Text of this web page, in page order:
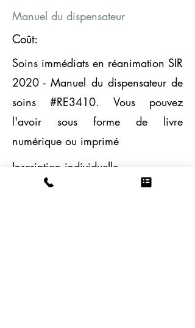
Manuel du dispensateur
Coût:
Soins immédiats en réanimation SIR
2020 - Manuel du dispensateur de
soins #RE3410. Vous pouvez
l'avoir sous forme de livre
numérique ou imprimé
Inscription individuelle
100$ / Personne